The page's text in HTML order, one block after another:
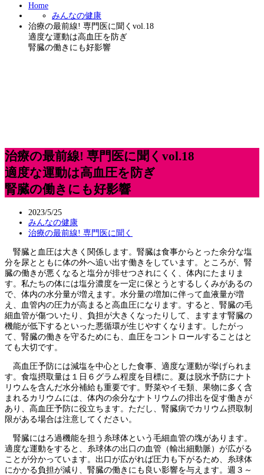
Home
みんなの健康
治療の最前線! 専門医に聞くvol.18
適度な運動は高血圧を防ぎ
腎臓の働きにも好影響
治療の最前線! 専門医に聞くvol.18
適度な運動は高血圧を防ぎ
腎臓の働きにも好影響
2023/5/25
みんなの健康
治療の最前線! 専門医に聞く
腎臓と血圧は大きく関係します。腎臓は食事からとった余分な塩
分を尿とともに体の外へ追い出す働きをしています。ところが、腎
臓の働きが悪くなると塩分が排せつされにくく、体内にたまりま
す。私たちの体には塩分濃度を一定に保とうとするしくみがあるの
で、体内の水分量が増えます。水分量の増加に伴って血液量が増
え、血管内の圧力が高まると高血圧になります。すると、腎臓の毛
細血管が傷ついたり、負担が大きくなったりして、ますます腎臓の
機能が低下するといった悪循環が生じやすくなります。したがっ
て、腎臓の働きを守るためにも、血圧をコントロールすることはと
ても大切です。
高血圧予防には減塩を中心とした食事、適度な運動が挙げられま
す。食塩摂取量は１日６グラム程度を目標に。夏は脱水予防にナト
リウムを含んだ水分補給も重要です。野菜やイモ類、果物に多く含
まれるカリウムには、体内の余分なナトリウムの排出を促す働きが
あり、高血圧予防に役立ちます。ただし、腎臓病でカリウム摂取制
限がある場合は注意してください。
腎臓にはろ過機能を担う糸球体という毛細血管の塊があります。
適度な運動をすると、糸球体の出口の血管（輸出細動脈）が広がる
ことが分かっています。出口が広がれば圧力も下がるため、糸球体
にかかる負担が減り、腎臓の働きにも良い影響を与えます。週３～